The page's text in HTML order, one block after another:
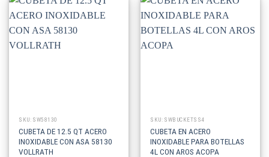
SKU: SW58130
CUBETA DE 12.5 QT ACERO
INOXIDABLE CON ASA 58130
VOLLRATH
SKU: SWBUCKETSS4
CUBETA EN ACERO
INOXIDABLE PARA BOTELLAS
4L CON AROS ACOPA